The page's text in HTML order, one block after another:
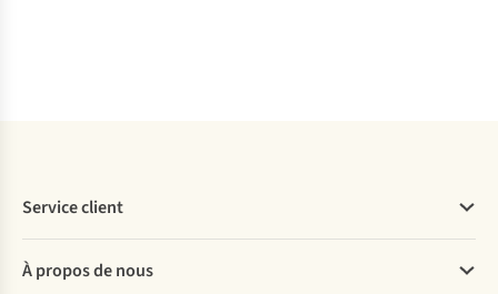
Service client
Commander
À propos de nous